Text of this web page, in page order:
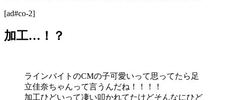
[ad#co-2]
加工…！？
ラインバイトのCMの子可愛いって思ってたら足
立佳奈ちゃんって言うんだね！！！！
加工ひどいって凄い叩かれてたけどそんなにひど